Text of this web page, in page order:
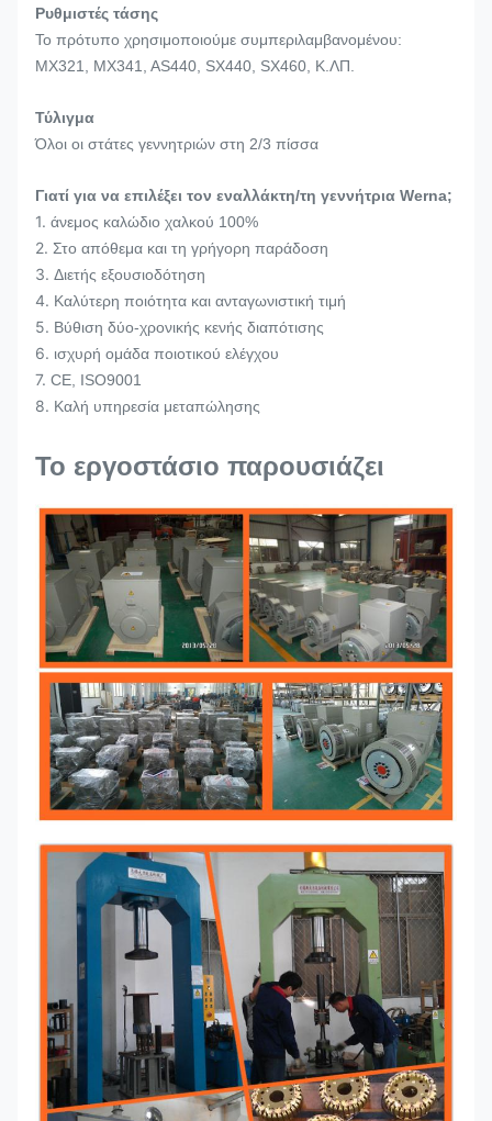
Ρυθμιστές τάσης
Το πρότυπο χρησιμοποιούμε συμπεριλαμβανομένου:
MX321, MX341, AS440, SX440, SX460, Κ.ΛΠ.
Τύλιγμα
Όλοι οι στάτες γεννητριών στη 2/3 πίσσα
Γιατί για να επιλέξει τον εναλλάκτη/τη γεννήτρια Werna;
1. άνεμος καλώδιο χαλκού 100%
2. Στο απόθεμα και τη γρήγορη παράδοση
3. Διετής εξουσιοδότηση
4. Καλύτερη ποιότητα και ανταγωνιστική τιμή
5. Βύθιση δύο-χρονικής κενής διαπότισης
6. ισχυρή ομάδα ποιοτικού ελέγχου
7. CE, ISO9001
8. Καλή υπηρεσία μεταπώλησης
Το εργοστάσιο παρουσιάζει